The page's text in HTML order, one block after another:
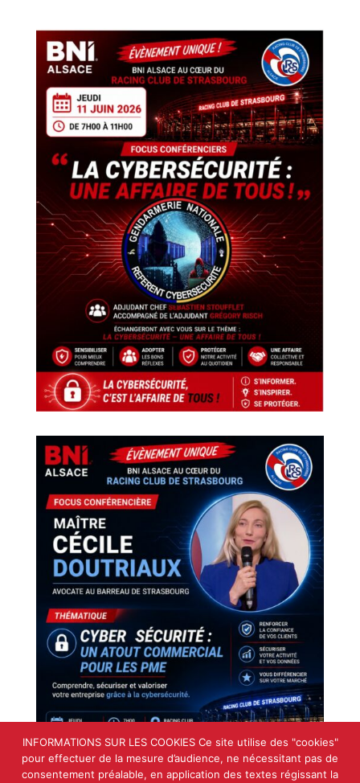
INFORMATIONS SUR LES COOKIES Ce site utilise des "cookies"
pour effectuer de la mesure d’audience, ne nécessitant pas de
consentement préalable, en application des textes régissant la